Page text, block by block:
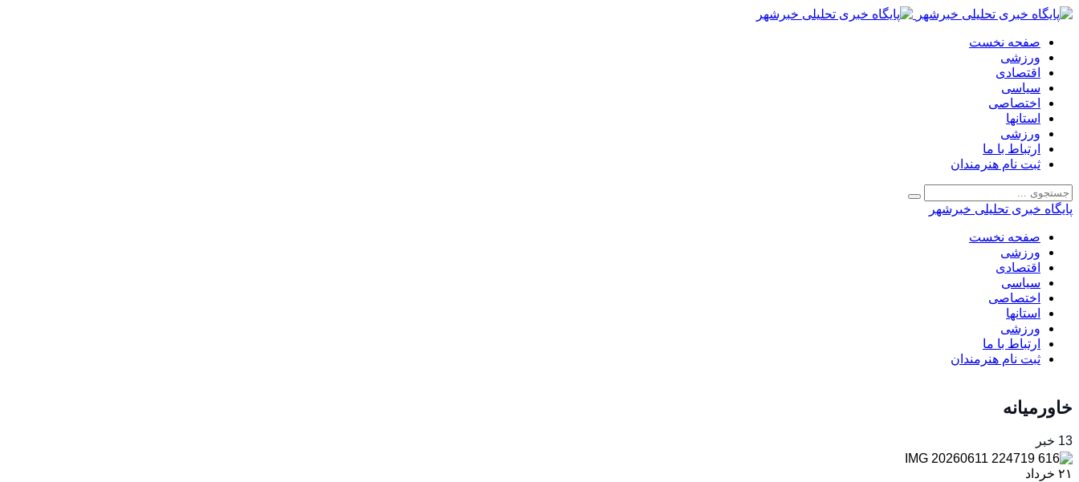
صفحه نخست
ورزشی
اقتصادی
سیاسی
اختصاصی
استانها
ورزشی
ارتباط با ما
ثبت نام هنرمندان
پایگاه خبری تحلیلی خبرشهر
صفحه نخست
ورزشی
اقتصادی
سیاسی
اختصاصی
استانها
ورزشی
ارتباط با ما
ثبت نام هنرمندان
خاورمیانه
13 خبر
۲۱ خرداد